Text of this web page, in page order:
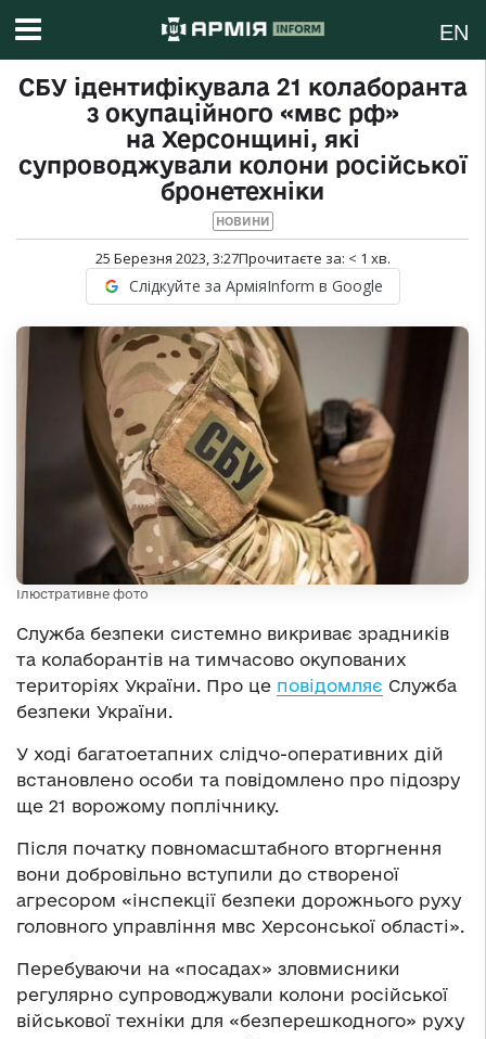
EN
СБУ ідентифікувала 21 колаборанта
з окупаційного «мвс рф»
на Херсонщині, які
супроводжували колони російської
бронетехніки
НОВИНИ
25 Березня 2023, 3:27Прочитаєте за: < 1 хв.
Слідкуйте за АрміяInform в Google
Ілюстративне фото
Служба безпеки системно викриває зрадників
та колаборантів на тимчасово окупованих
територіях України. Про це повідомляє Служба
безпеки України.
У ході багатоетапних слідчо-оперативних дій
встановлено особи та повідомлено про підозру
ще 21 ворожому поплічнику.
Після початку повномасштабного вторгнення
вони добровільно вступили до створеної
агресором «інспекції безпеки дорожнього руху
головного управління мвс Херсонської області».
Перебуваючи на «посадах» зловмисники
регулярно супроводжували колони російської
військової техніки для «безперешкодного» руху